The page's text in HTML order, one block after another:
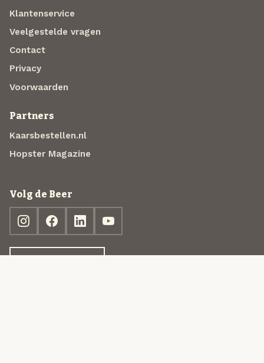
Klantenservice
Veelgestelde vragen
Contact
Privacy
Voorwaarden
Partners
Kaarsbestellen.nl
Hopster Magazine
Volg de Beer